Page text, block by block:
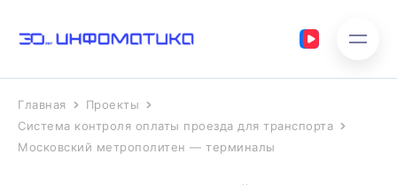
Главная
Проекты
Система контроля оплаты проезда для транспорта
Московский метрополитен — терминалы